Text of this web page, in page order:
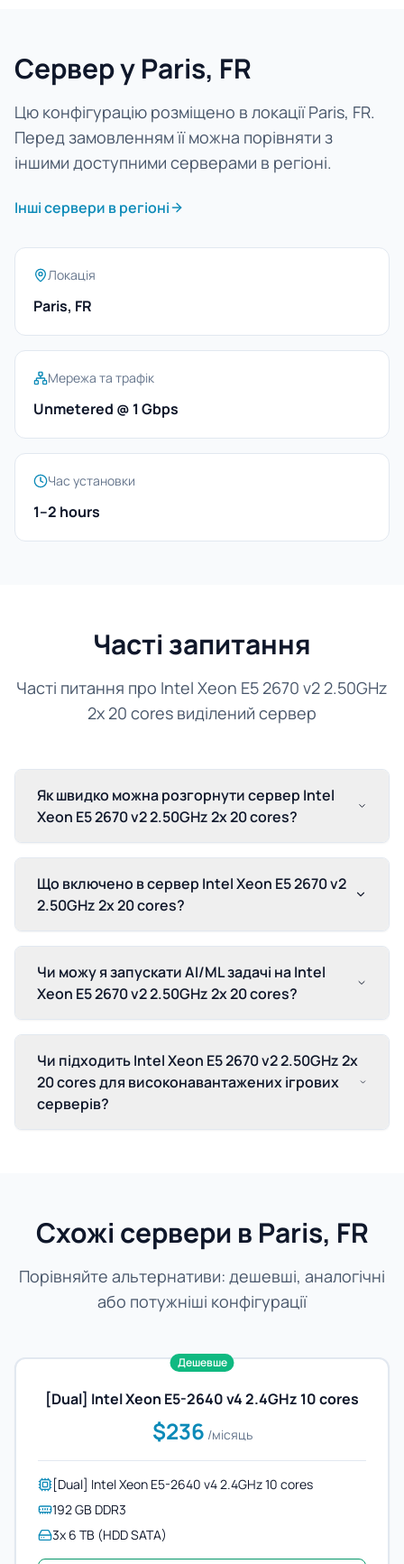
Сервер у Paris, FR
Цю конфігурацію розміщено в локації Paris, FR.
Перед замовленням її можна порівняти з
іншими доступними серверами в регіоні.
Інші сервери в регіоні
Локація
Paris, FR
Мережа та трафік
Unmetered @ 1 Gbps
Час установки
1–2 hours
Часті запитання
Часті питання про Intel Xeon E5 2670 v2 2.50GHz
2x 20 cores виділений сервер
Як швидко можна розгорнути сервер Intel
Xeon E5 2670 v2 2.50GHz 2x 20 cores?
Що включено в сервер Intel Xeon E5 2670 v2
2.50GHz 2x 20 cores?
Чи можу я запускати AI/ML задачі на Intel
Xeon E5 2670 v2 2.50GHz 2x 20 cores?
Чи підходить Intel Xeon E5 2670 v2 2.50GHz 2x
20 cores для високонавантажених ігрових
серверів?
Схожі сервери в Paris, FR
Порівняйте альтернативи: дешевші, аналогічні
або потужніші конфігурації
Дешевше
[Dual] Intel Xeon E5-2640 v4 2.4GHz 10 cores
$236 /місяць
[Dual] Intel Xeon E5-2640 v4 2.4GHz 10 cores
192 GB DDR3
3x 6 TB (HDD SATA)